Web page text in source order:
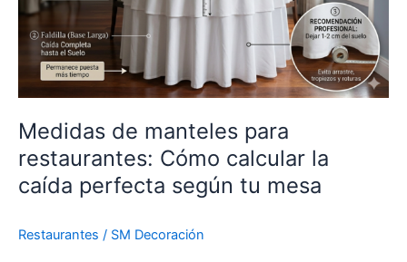
Medidas de manteles para
restaurantes: Cómo calcular la
caída perfecta según tu mesa
Restaurantes / SM Decoración
Cómo
calcular
caída
perfecta
según
mesa